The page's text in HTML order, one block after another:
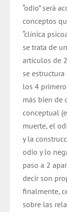
“odio” será
conceptos
“clínica
se trata de
artículos de
se
los 4
más bien de
conceptual
muerte, el
y la
odio y lo
paso a 2
decir son
finalmente,
sobre las